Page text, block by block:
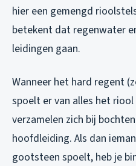
hier een gemengd
betekent dat regenwater
leidingen gaan.
Wanneer het hard regent
spoelt er van alles het
verzamelen zich bij
hoofdleiding. Als dan
gootsteen spoelt, heb je